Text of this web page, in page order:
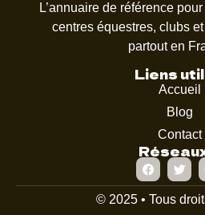
L’annuaire de référence
centres équestres, clubs
partout en
Liens
Accueil
Blog
Contact
© 2025 • Tous